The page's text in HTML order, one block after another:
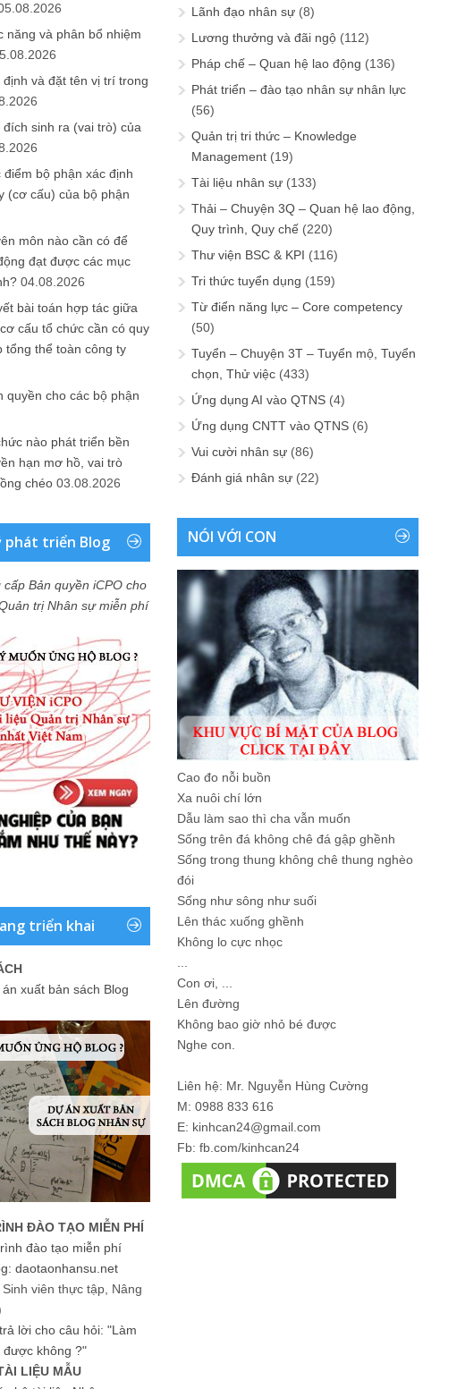
năng và phân bổ nhiệm
định và đặt tên vị trí trong
đích sinh ra (vai trò) của
điểm bộ phận xác định
(cơ cấu) của bộ phận
môn nào cần có để
đạt được các mục
04.08.2026
bài toán hợp tác giữa
cấu tổ chức cần có quy
tổng thể toàn công ty
quyền cho các bộ phận
nào phát triển bền
hạn mơ hồ, vai trò
chéo 03.08.2026
phát triển Blog
Bản quyền iCPO cho
trị Nhân sự miễn phí
triển khai
xuất bản sách Blog
ĐÀO TẠO MIỄN PHÍ
đào tạo miễn phí
daotaonhansu.net
viên thực tập, Nâng
lời cho câu hỏi: "Làm
được không ?"
LIỆU MẪU
Lãnh đạo nhân sự (8)
Lương thưởng và đãi ngộ (112)
Pháp chế – Quan hệ lao động (136)
Phát triển – đào tạo nhân sự nhân lực
(56)
Quản trị tri thức – Knowledge
Management (19)
Tài liệu nhân sự (133)
Thải – Chuyện 3Q – Quan hệ lao động,
Quy trình, Quy chế (220)
Thư viện BSC & KPI (116)
Tri thức tuyển dụng (159)
Từ điển năng lực – Core competency
(50)
Tuyển – Chuyện 3T – Tuyển mộ, Tuyển
chọn, Thử việc (433)
Ứng dụng AI vào QTNS (4)
Ứng dụng CNTT vào QTNS (6)
Vui cười nhân sự (86)
Đánh giá nhân sự (22)
NÓI VỚI CON
Cao đo nỗi buồn
Xa nuôi chí lớn
Dẫu làm sao thì cha vẫn muốn
Sống trên đá không chê đá gập ghềnh
Sống trong thung không chê thung nghèo
đói
Sống như sông như suối
Lên thác xuống ghềnh
Không lo cực nhọc
Con ơi, ...
Lên đường
Không bao giờ nhỏ bé được
Nghe con.
Liên hệ: Mr. Nguyễn Hùng Cường
M: 0988 833 616
E: kinhcan24@gmail.com
Fb: fb.com/kinhcan24